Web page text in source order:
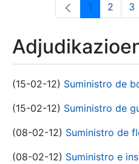
Orrialdea
1 2 3
(15-02-12) Suministro de
(15-02-12) Suministro de
(08-02-12) Suministro de
(08-02-12) Suministro e